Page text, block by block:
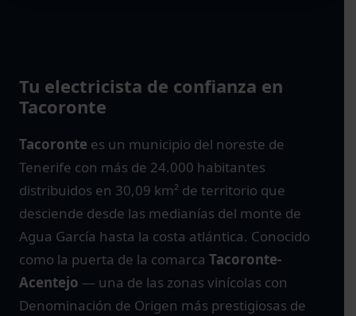
Tu electricista de confianza en
Tacoronte
Tacoronte es un municipio del noreste de
Tenerife con más de 24.000 habitantes
distribuidos en 30,09 km² de territorio que
desciende desde las medianías del monte de
Agua García hasta la costa atlántica. Conocido
como la puerta de la comarca Tacoronte-
Acentejo — una de las zonas vinícolas con
Denominación de Origen más prestigiosas de